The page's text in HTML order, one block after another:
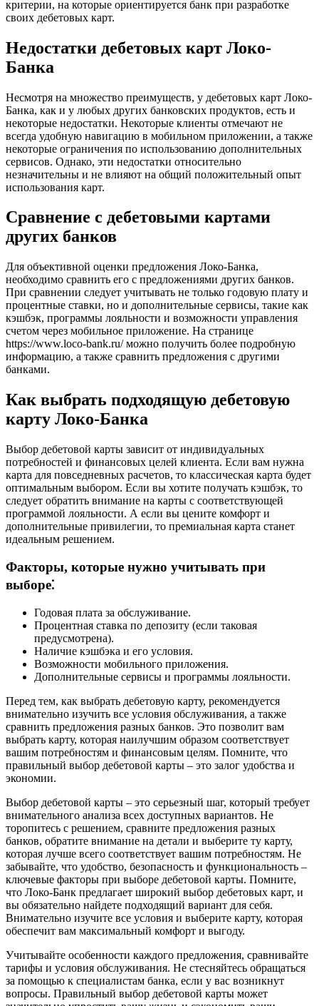
критерии, на которые ориентируется банк при разработке
своих дебетовых карт.
Недостатки дебетовых карт Локо-
Банка
Несмотря на множество преимуществ, у дебетовых карт Локо-
Банка, как и у любых других банковских продуктов, есть и
некоторые недостатки. Некоторые клиенты отмечают не
всегда удобную навигацию в мобильном приложении, а также
некоторые ограничения по использованию дополнительных
сервисов. Однако, эти недостатки относительно
незначительны и не влияют на общий положительный опыт
использования карт.
Сравнение с дебетовыми картами
других банков
Для объективной оценки предложения Локо-Банка,
необходимо сравнить его с предложениями других банков.
При сравнении следует учитывать не только годовую плату и
процентные ставки, но и дополнительные сервисы, такие как
кэшбэк, программы лояльности и возможности управления
счетом через мобильное приложение. На странице
https://www.loco-bank.ru/ можно получить более подробную
информацию, а также сравнить предложения с другими
банками.
Как выбрать подходящую дебетовую
карту Локо-Банка
Выбор дебетовой карты зависит от индивидуальных
потребностей и финансовых целей клиента. Если вам нужна
карта для повседневных расчетов, то классическая карта будет
оптимальным выбором. Если вы хотите получать кэшбэк, то
следует обратить внимание на карты с соответствующей
программой лояльности. А если вы цените комфорт и
дополнительные привилегии, то премиальная карта станет
идеальным решением.
Факторы, которые нужно учитывать при
выборе⁚
Годовая плата за обслуживание.
Процентная ставка по депозиту (если таковая
предусмотрена).
Наличие кэшбэка и его условия.
Возможности мобильного приложения.
Дополнительные сервисы и программы лояльности.
Перед тем, как выбрать дебетовую карту, рекомендуется
внимательно изучить все условия обслуживания, а также
сравнить предложения разных банков. Это позволит вам
выбрать карту, которая наилучшим образом соответствует
вашим потребностям и финансовым целям. Помните, что
правильный выбор дебетовой карты – это залог удобства и
экономии.
Выбор дебетовой карты – это серьезный шаг, который требует
внимательного анализа всех доступных вариантов. Не
торопитесь с решением, сравните предложения разных
банков, обратите внимание на детали и выберите ту карту,
которая лучше всего соответствует вашим потребностям. Не
забывайте, что удобство, безопасность и функциональность –
ключевые факторы при выборе дебетовой карты. Помните,
что Локо-Банк предлагает широкий выбор дебетовых карт, и
вы обязательно найдете подходящий вариант для себя.
Внимательно изучите все условия и выберите карту, которая
обеспечит вам максимальный комфорт и выгоду.
Учитывайте особенности каждого предложения, сравнивайте
тарифы и условия обслуживания. Не стесняйтесь обращаться
за помощью к специалистам банка, если у вас возникнут
вопросы. Правильный выбор дебетовой карты может